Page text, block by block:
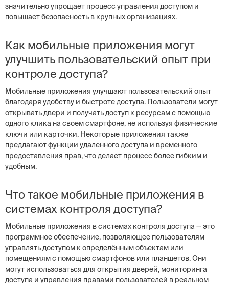
значительно упрощает процесс управления доступом и
повышает безопасность в крупных организациях.
Как мобильные приложения могут
улучшить пользовательский опыт при
контроле доступа?
Мобильные приложения улучшают пользовательский опыт
благодаря удобству и быстроте доступа. Пользователи могут
открывать двери и получать доступ к ресурсам с помощью
одного клика на своем смартфоне, не используя физические
ключи или карточки. Некоторые приложения также
предлагают функции удаленного доступа и временного
предоставления прав, что делает процесс более гибким и
удобным.
Что такое мобильные приложения в
системах контроля доступа?
Мобильные приложения в системах контроля доступа — это
программное обеспечение, позволяющее пользователям
управлять доступом к определённым объектам или
помещениям с помощью смартфонов или планшетов. Они
могут использоваться для открытия дверей, мониторинга
доступа и управления правами пользователей в реальном